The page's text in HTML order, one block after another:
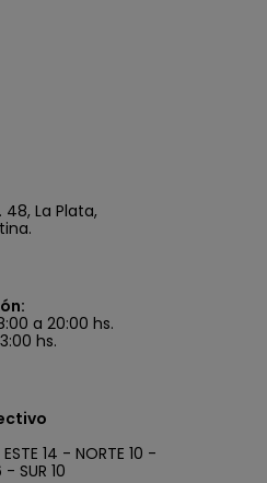
La Plata,
a 20:00 hs.
hs.
14 - NORTE 10 -
- SUR 10